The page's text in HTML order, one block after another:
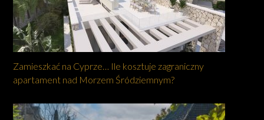
Zamieszkać na Cyprze… Ile kosztuje zagraniczny
apartament nad Morzem Śródziemnym?